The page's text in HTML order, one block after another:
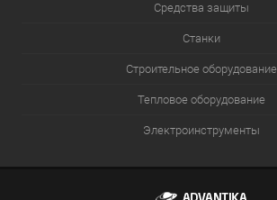
Средства защиты
Станки
Строительное оборудование
Тепловое оборудование
Электроинструменты